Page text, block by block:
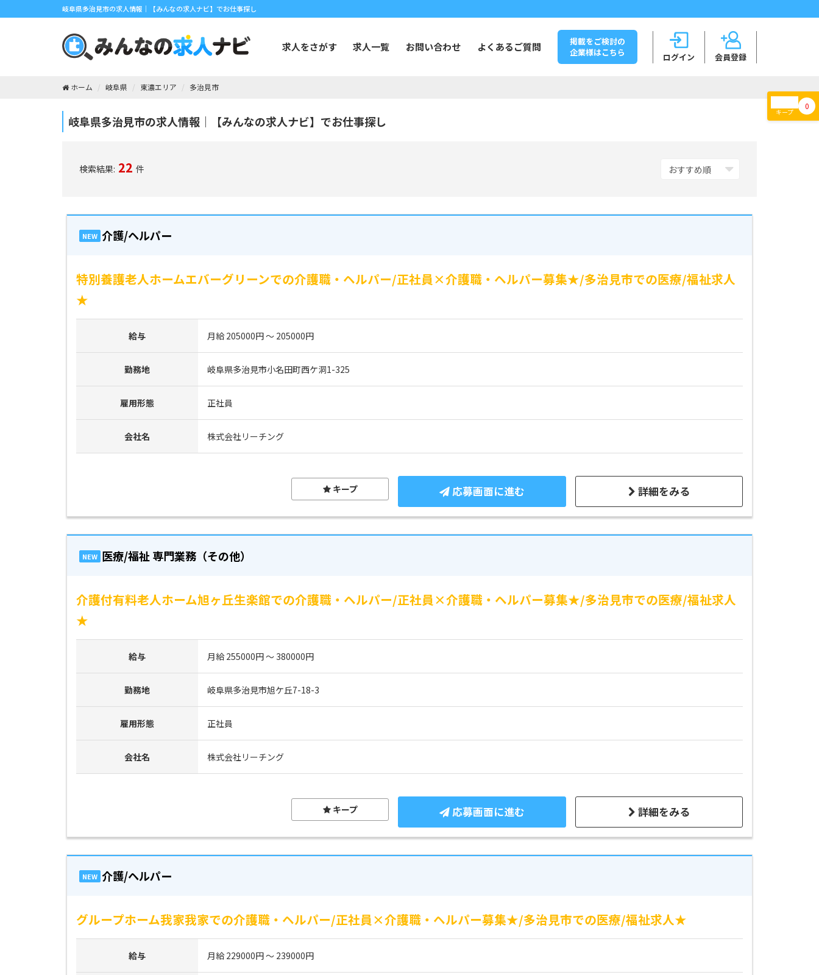
岐阜県多治見市の求人情報｜【みんなの求人ナビ】でお仕事探し
会員登録
ログイン
求人をさがす 求人一覧 お問い合わせ よくあるご質問
掲載をご検討の
企業様はこちら
キープ
0
ホーム 岐阜県 東濃エリア 多治見市
岐阜県多治見市の求人情報｜【みんなの求人ナビ】でお仕事探し
検索結果: 22 件
NEW 介護/ヘルパー
特別養護老人ホームエバーグリーンでの介護職・ヘルパー/正社員×介護職・ヘルパー募集★/多治見市での医療/福祉求人
★
給与 月給 205000円 ～ 205000円
勤務地 岐阜県多治見市小名田町西ケ洞1-325
雇用形態 正社員
会社名 株式会社リーチング
詳細をみる
応募画面に進む
キープ
NEW 医療/福祉 専門業務（その他）
介護付有料老人ホーム旭ヶ丘生楽館での介護職・ヘルパー/正社員×介護職・ヘルパー募集★/多治見市での医療/福祉求人
★
給与 月給 255000円 ～ 380000円
勤務地 岐阜県多治見市旭ケ丘7-18-3
雇用形態 正社員
会社名 株式会社リーチング
詳細をみる
応募画面に進む
キープ
NEW 介護/ヘルパー
グループホーム我家我家での介護職・ヘルパー/正社員×介護職・ヘルパー募集★/多治見市での医療/福祉求人★
給与 月給 229000円 ～ 239000円